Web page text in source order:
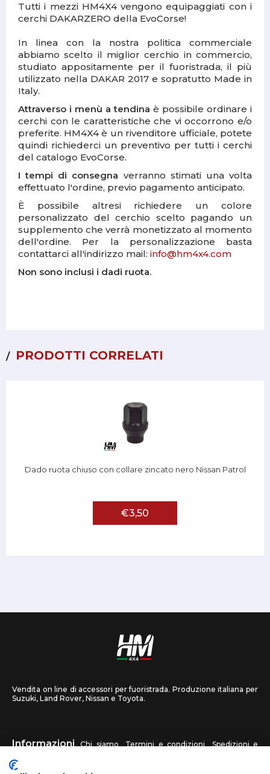
Tutti i mezzi HM4X4 vengono equipaggiati con i
cerchi DAKARZERO della EvoCorse!
In linea con la nostra politica commerciale
abbiamo scelto il miglior cerchio in commercio,
studiato appositamente per il fuoristrada, il più
utilizzato nella DAKAR 2017 e sopratutto Made in
Italy.
Attraverso i menù a tendina è possibile ordinare i
cerchi con le caratteristiche che vi occorrono e/o
preferite. HM4X4 è un rivenditore ufficiale, potete
quindi richiederci un preventivo per tutti i cerchi
del catalogo EvoCorse.
I tempi di consegna verranno stimati una volta
effettuato l'ordine, previo pagamento anticipato.
È possibile altresi richiedere un colore
personalizzato del cerchio scelto pagando un
supplemento che verrà monetizzato al momento
dell'ordine. Per la personalizzazione basta
contattarci all'indirizzo mail: info@hm4x4.com
Non sono inclusi i dadi ruota.
PRODOTTI CORRELATI
Dado ruota chiuso con collare zincato nero Nissan Patrol
€3,50
Vendita on line di accessori per fuoristrada. Produzione italiana per
Suzuki, Land Rover, Nissan e Toyota.
Informazioni Chi siamo Termini e condizioni
Spedizioni e
recessi